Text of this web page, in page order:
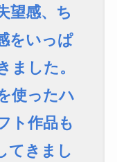
望感、ち
をいっぱ
ました。
使ったハ
ト作品も
てきまし